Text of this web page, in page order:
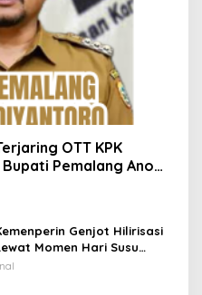
OTT KPK
Pemalang Anom
Genjot Hilirisasi
Momen Hari Susu